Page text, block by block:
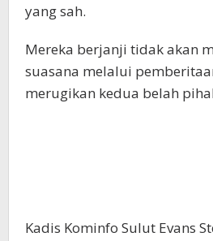
yang sah.
Mereka berjanji tidak akan
suasana melalui
merugikan kedua belah
Kadis Kominfo Sulut Evans